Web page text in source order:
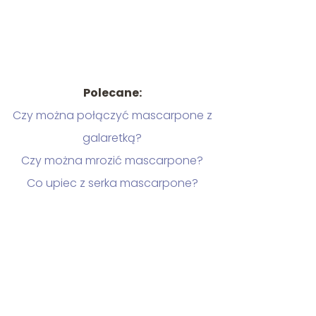
Polecane:
Czy można połączyć mascarpone z
galaretką?
Czy można mrozić mascarpone?
Co upiec z serka mascarpone?